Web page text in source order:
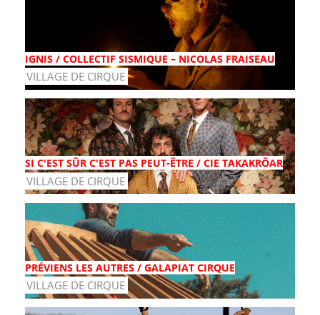
IGNIS / COLLECTIF SISMIQUE – NICOLAS FRAISEAU
VILLAGE DE CIRQUE
SI C'EST SÛR C'EST PAS PEUT-ÊTRE / CIE TAKAKRÔAR
VILLAGE DE CIRQUE
PRÉVIENS LES AUTRES / GALAPIAT CIRQUE
VILLAGE DE CIRQUE